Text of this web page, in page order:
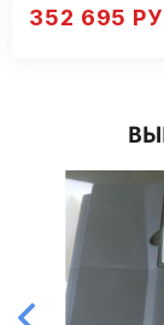
352 695